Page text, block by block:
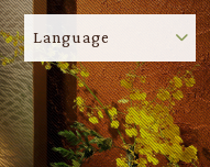
Language
染症対策について